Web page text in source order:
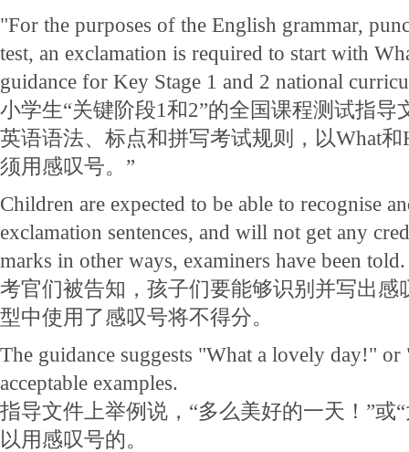
"For the purposes of the English grammar,
test, an exclamation is required to start with
guidance for Key Stage 1 and 2 national
小学生“关键阶段1和2”的全国课程测试指导
英语语法、标点和拼写考试规则，以What
须用感叹号。”
Children are expected to be able to recognise
exclamation sentences, and will not get any
marks in other ways, examiners have been told.
考官们被告知，孩子们要能够识别并写出感
型中使用了感叹号将不得分。
The guidance suggests "What a lovely day!"
acceptable examples.
指导文件上举例说，“多么美好的一天！”或
以用感叹号的。